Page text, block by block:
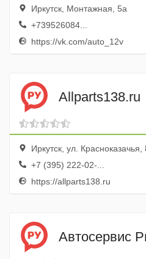
Иркутск, Монтажная, 5а
+739526084...
https://vk.com/auto_12v
Allparts138.ru
Иркутск, ул.
+7 (395) 222-02-...
https://allparts138.ru
Автосервис